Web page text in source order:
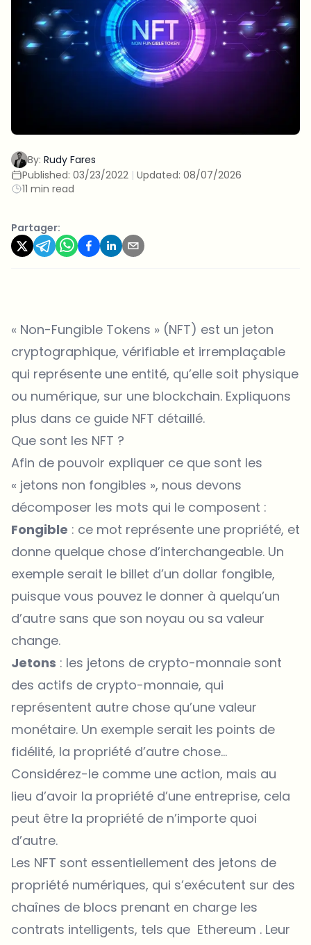
By: Rudy Fares
Published: 03/23/2022 | Updated: 08/07/2026
11 min read
Partager:
« Non-Fungible Tokens » (NFT) est un jeton
cryptographique, vérifiable et irremplaçable
qui représente une entité, qu’elle soit physique
ou numérique, sur une blockchain. Expliquons
plus dans ce guide NFT détaillé.
Que sont les NFT ?
Afin de pouvoir expliquer ce que sont les
« jetons non fongibles », nous devons
décomposer les mots qui le composent :
Fongible : ce mot représente une propriété, et
donne quelque chose d’interchangeable. Un
exemple serait le billet d’un dollar fongible,
puisque vous pouvez le donner à quelqu’un
d’autre sans que son noyau ou sa valeur
change.
Jetons : les jetons de crypto-monnaie sont
des actifs de crypto-monnaie, qui
représentent autre chose qu’une valeur
monétaire. Un exemple serait les points de
fidélité, la propriété d’autre chose…
Considérez-le comme une action, mais au
lieu d’avoir la propriété d’une entreprise, cela
peut être la propriété de n’importe quoi
d’autre.
Les NFT sont essentiellement des jetons de
propriété numériques, qui s’exécutent sur des
chaînes de blocs prenant en charge les
contrats intelligents, tels que Ethereum . Leur